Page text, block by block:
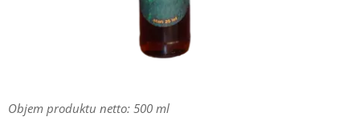
Objem produktu netto: 500 ml